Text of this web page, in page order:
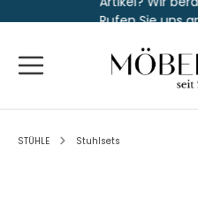
Rufen Sie uns
STÜHLE Stuhlsets